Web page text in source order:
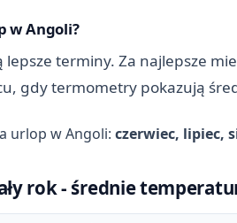
w Angoli?
terminy. Za najlepsze
gdy termometry pokazują
urlop w Angoli: czerwiec, lipiec,
rok - średnie